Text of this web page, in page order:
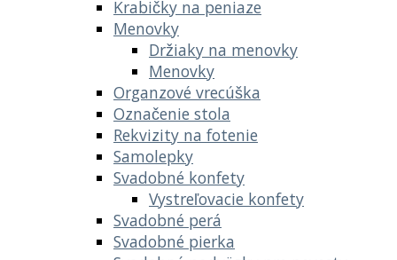
Krabičky na peniaze
Menovky
Držiaky na menovky
Menovky
Organzové vrecúška
Označenie stola
Rekvizity na fotenie
Samolepky
Svadobné konfety
Vystreľovacie konfety
Svadobné perá
Svadobné pierka